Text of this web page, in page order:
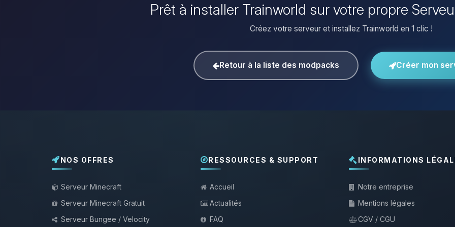
Prêt à installer Trainworld sur votre propre
Créez votre serveur et installez Trainworld en 1 clic !
Retour à la liste des modpacks Créer mon
NOS OFFRES
Serveur Minecraft
Serveur Minecraft Gratuit
Serveur Bungee / Velocity
RESSOURCES & SUPPORT
Accueil
Actualités
FAQ
INFORMATIONS
Notre entreprise
Mentions légales
CGV / CGU